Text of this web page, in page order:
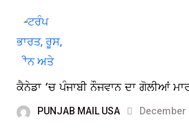
ਕੈਨੇਡਾ ‘ਚ ਪੰਜਾਬੀ ਨੌਜਵਾਨ ਦਾ ਗੋਲੀਆਂ
PUNJAB MAIL USA December